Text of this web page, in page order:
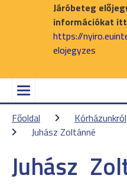
Járóbeteg
információkat
https://
elojegyzes
Főoldal
Kórházunkról
Juhász Zoltánné
Juhász